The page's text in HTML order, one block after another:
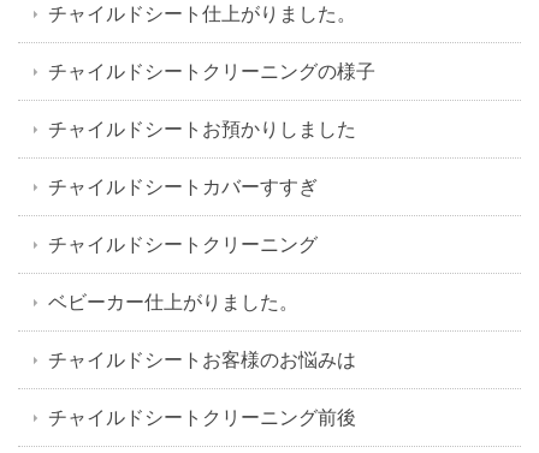
チャイルドシート仕上がりました。
チャイルドシートクリーニングの様子
チャイルドシートお預かりしました
チャイルドシートカバーすすぎ
チャイルドシートクリーニング
ベビーカー仕上がりました。
チャイルドシートお客様のお悩みは
チャイルドシートクリーニング前後